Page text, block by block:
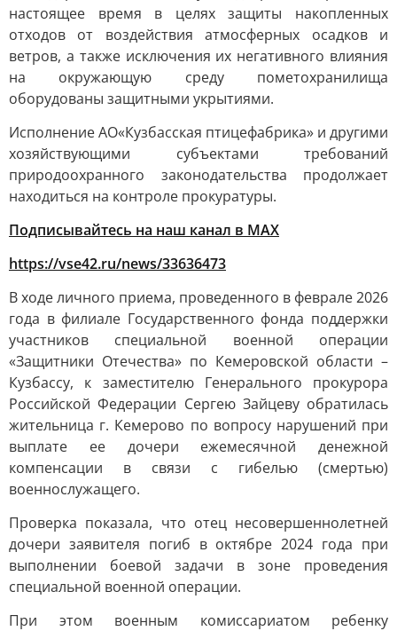
настоящее время в целях защиты накопленных
отходов от воздействия атмосферных осадков и
ветров, а также исключения их негативного влияния
на окружающую среду пометохранилища
оборудованы защитными укрытиями.
Исполнение АО«Кузбасская птицефабрика» и другими
хозяйствующими субъектами требований
природоохранного законодательства продолжает
находиться на контроле прокуратуры.
Подписывайтесь на наш канал в МАХ
https://vse42.ru/news/33636473
В ходе личного приема, проведенного в феврале 2026
года в филиале Государственного фонда поддержки
участников специальной военной операции
«Защитники Отечества» по Кемеровской области –
Кузбассу, к заместителю Генерального прокурора
Российской Федерации Сергею Зайцеву обратилась
жительница г. Кемерово по вопросу нарушений при
выплате ее дочери ежемесячной денежной
компенсации в связи с гибелью (смертью)
военнослужащего.
Проверка показала, что отец несовершеннолетней
дочери заявителя погиб в октябре 2024 года при
выполнении боевой задачи в зоне проведения
специальной военной операции.
При этом военным комиссариатом ребенку